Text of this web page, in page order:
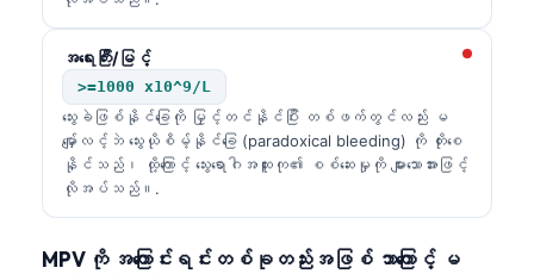
အရေးကြီး/မြင့်
>=1000 x10^9/L
သွေးခဲဖြစ်နိုင်ခြေကို မြှင့်တင်နိုင်ပြီး တစ်ဖက်တွင်လည်း မ
မျှော်လင့်ဘဲ သွေးယိုစိမ့်နိုင်ခြေ (paradoxical bleeding) ကို တိုးစေ
နိုင်သည်၊ ထို့ကြောင့် သွေးရောဂါအထူးကု၏ စစ်ဆေးမှုကို များသောအားဖြင့်
လိုအပ်သည်။.
MPV ကို အကြောင်းရင်းတစ်ခုတည်းအဖြစ် ဘာကြောင့် မ